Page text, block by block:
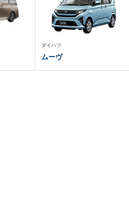
ダイハツ
ムーヴ